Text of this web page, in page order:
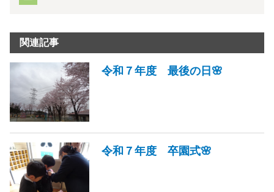
関連記事
令和７年度 最後の日🌸
令和７年度 卒園式🌸